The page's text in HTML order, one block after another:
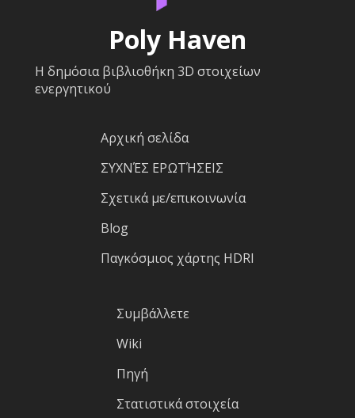
Poly Haven
Η δημόσια βιβλιοθήκη 3D στοιχείων
ενεργητικού
Αρχική σελίδα
ΣΥΧΝΈΣ ΕΡΩΤΉΣΕΙΣ
Σχετικά με/επικοινωνία
Blog
Παγκόσμιος χάρτης HDRI
Συμβάλλετε
Wiki
Πηγή
Στατιστικά στοιχεία